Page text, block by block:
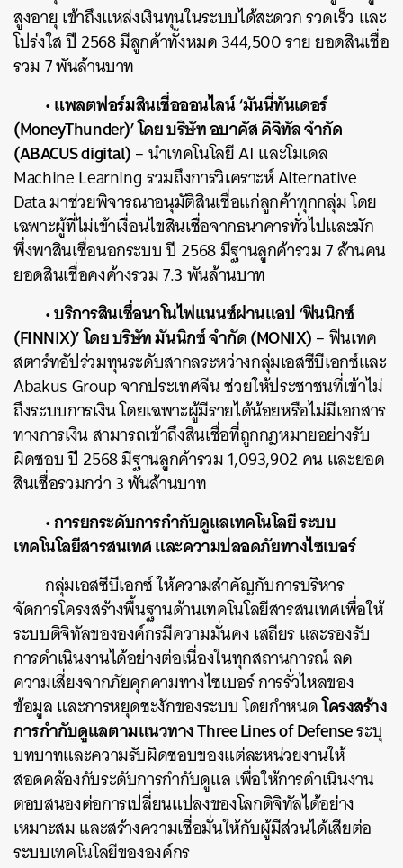
สูงอายุ เข้าถึงแหล่งเงินทุนในระบบได้สะดวก รวดเร็ว และ
โปร่งใส ปี 2568 มีลูกค้าทั้งหมด 344,500 ราย ยอดสินเชื่อ
รวม 7 พันล้านบาท
• แพลตฟอร์มสินเชื่อออนไลน์ ‘มันนี่ทันเดอร์
(MoneyThunder)’ โดย บริษัท อบาคัส ดิจิทัล จำกัด
(ABACUS digital)– นำเทคโนโลยี AI และโมเดล
Machine Learning รวมถึงการวิเคราะห์ Alternative
Data มาช่วยพิจารณาอนุมัติสินเชื่อแก่ลูกค้าทุกกลุ่ม โดย
เฉพาะผู้ที่ไม่เข้าเงื่อนไขสินเชื่อจากธนาคารทั่วไปและมัก
พึ่งพาสินเชื่อนอกระบบ ปี 2568 มีฐานลูกค้ารวม 7 ล้านคน
ยอดสินเชื่อคงค้างรวม 7.3 พันล้านบาท
• บริการสินเชื่อนาโนไฟแนนซ์ผ่านแอป ‘ฟินนิกซ์
(FINNIX)’ โดย บริษัท มันนิกซ์ จำกัด (MONIX)– ฟินเทค
สตาร์ทอัปร่วมทุนระดับสากลระหว่างกลุ่มเอสซีบีเอกซ์และ
Abakus Group จากประเทศจีน ช่วยให้ประชาชนที่เข้าไม่
ถึงระบบการเงิน โดยเฉพาะผู้มีรายได้น้อยหรือไม่มีเอกสาร
ทางการเงิน สามารถเข้าถึงสินเชื่อที่ถูกกฎหมายอย่างรับ
ผิดชอบ ปี 2568 มีฐานลูกค้ารวม 1,093,902 คน และยอด
สินเชื่อรวมกว่า 3 พันล้านบาท
• การยกระดับการกำกับดูแลเทคโนโลยี ระบบ
เทคโนโลยีสารสนเทศ และความปลอดภัยทางไซเบอร์
กลุ่มเอสซีบีเอกซ์ ให้ความสำคัญกับการบริหาร
จัดการโครงสร้างพื้นฐานด้านเทคโนโลยีสารสนเทศเพื่อให้
ระบบดิจิทัลขององค์กรมีความมั่นคง เสถียร และรองรับ
การดำเนินงานได้อย่างต่อเนื่องในทุกสถานการณ์ ลด
ความเสี่ยงจากภัยคุกคามทางไซเบอร์ การรั่วไหลของ
ข้อมูล และการหยุดชะงักของระบบ โดยกำหนดโครงสร้าง
การกำกับดูแลตามแนวทางThree Lines of Defenseระบุ
บทบาทและความรับผิดชอบของแต่ละหน่วยงานให้
สอดคล้องกับระดับการกำกับดูแล เพื่อให้การดำเนินงาน
ตอบสนองต่อการเปลี่ยนแปลงของโลกดิจิทัลได้อย่าง
เหมาะสม และสร้างความเชื่อมั่นให้กับผู้มีส่วนได้เสียต่อ
ระบบเทคโนโลยีขององค์กร
ค้นหา
SHARE TWEET LINE EMAIL